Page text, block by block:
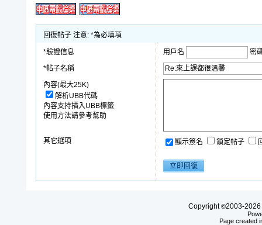
回復帖子 注意: *為必填項
*驗證信息 用戶名
密
*帖子名稱
內容(最大25K)
解析UBB代碼
內容支持插入UBB標籤
使用方法請參考幫助
其它選項 顯示簽名 鎖定帖子
Copyright©2003-2026
Page created